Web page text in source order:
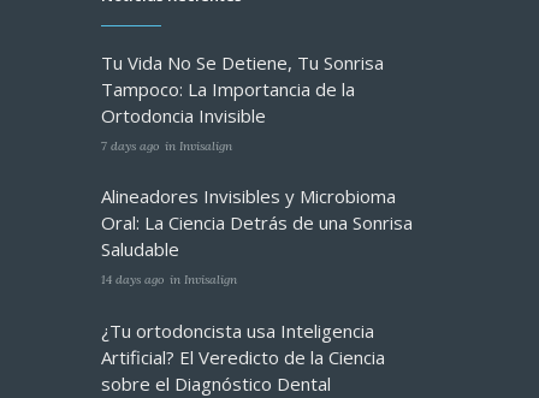
Tu Vida No Se Detiene, Tu Sonrisa
Tampoco: La Importancia de la
Ortodoncia Invisible
7 days ago in Invisalign
Alineadores Invisibles y Microbioma
Oral: La Ciencia Detrás de una Sonrisa
Saludable
14 days ago in Invisalign
¿Tu ortodoncista usa Inteligencia
Artificial? El Veredicto de la Ciencia
sobre el Diagnóstico Dental